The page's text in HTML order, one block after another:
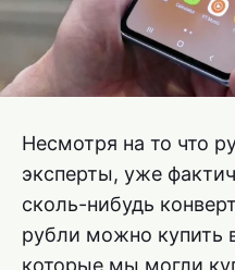
Несмотря на то что
эксперты, уже
сколь-нибудь
рубли можно купить